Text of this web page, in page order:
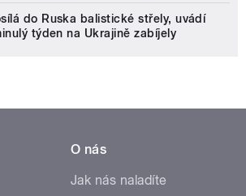
do Ruska balistické střely, uvádí
týden na Ukrajině zabíjely
O nás
Jak nás naladíte